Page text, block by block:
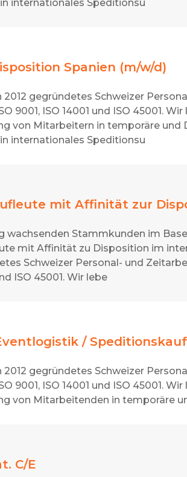
internationales Speditionsu
Spanien (m/w/d)
2012 gegründetes Schweizer
9001, ISO 14001 und ISO 45001.
von Mitarbeitern in temporäre und
internationales Speditionsu
mit Affinität zur
wachsenden Stammkunden im
mit Affinität zu Disposition im
Schweizer Personal- und
ISO 45001. Wir lebe
/
2012 gegründetes Schweizer
9001, ISO 14001 und ISO 45001.
von Mitarbeitenden in temporäre
C/E